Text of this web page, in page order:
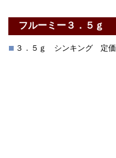
フルーミー３．５ｇ
３．５ｇ シンキング 定価